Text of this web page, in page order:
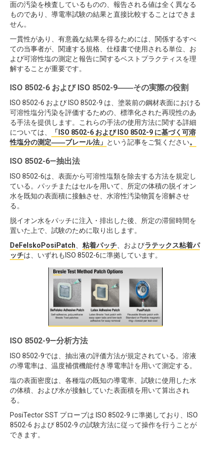
面の汚染を検査しているものの、報告される値は全く異なる
ものであり、導電率試験の結果と直接比較することはできま
せん。
一貫性があり、有意義な結果を得るためには、関係するすべ
ての当事者が、関連する規格、仕様書で使用される単位、お
よび可溶性塩の測定と報告に関するベストプラクティスを理
解することが重要です。
ISO 8502-6 および ISO 8502-9――その実際の役割
ISO 8502-6 および ISO 8502-9 は、塗装前の鋼材表面における
可溶性塩分汚染を評価するための、標準化された再現性のあ
る手法を提供します。これらの手法の使用方法に関する詳細
については、
「ISO 8502-6 および ISO 8502-9 に基づく可溶
性塩分の測定――ブレール法」 という記事をご覧ください。
ISO 8502-6—抽出法
ISO 8502-6は、表面から可溶性塩類を除去する方法を規定し
ている。パッチまたはセルを用いて、所定の体積の脱イオン
水を既知の表面積に接触させ、水溶性汚染物質を溶解させ
る。
脱イオン水をパッチに注入・排出した後、所定の滞留時間を
置いた上で、試験のために取り出します。
DeFelskoPosiPatch
粘着パッチ 、およびラテックス粘着パ
ッチは、いずれもISO 8502-6に準拠しています。
ISO 8502-9—分析方法
ISO 8502-9では、抽出液の評価方法が規定されている。溶液
の導電率は、温度補償機能付き導電率計を用いて測定する。
塩の表面密度は、各種塩の既知の導電率、試験に使用した水
の体積、および水が接触していた表面積を用いて算出され
る。
PosiTector SST プローブは ISO 8502-9 に準拠しており、ISO
8502-6 および 8502-9 の試験方法に従って操作を行うことが
できます。